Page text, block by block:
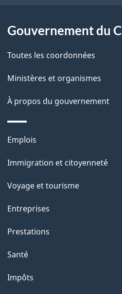
a
g
e
a
t
i
n
s
r
c
t
t
p
a
e
Gouvernement du
Toutes les coordonnées
Ministères et organismes
À propos du gouvernement
Thèmes
sujets
Emplois
Immigration et citoyenneté
Voyage et tourisme
Entreprises
Prestations
Santé
Impôts